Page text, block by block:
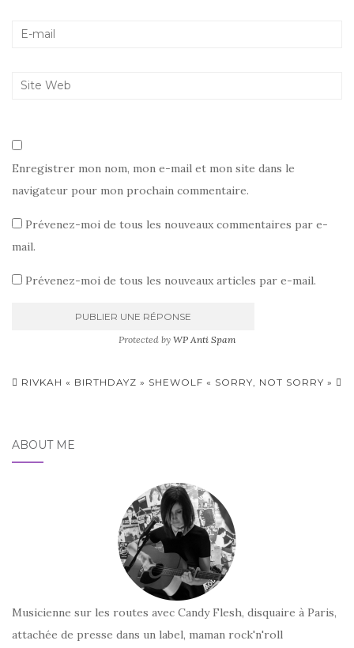
Enregistrer mon nom, mon e-mail et mon site dans le
navigateur pour mon prochain commentaire.
Prévenez-moi de tous les nouveaux commentaires par e-
mail.
Prévenez-moi de tous les nouveaux articles par e-mail.
Protected by WP Anti Spam
Pagination
RIVKAH « BIRTHDAYZ » SHEWOLF « SORRY, NOT SORRY »
ABOUT ME
Musicienne sur les routes avec Candy Flesh, disquaire à Paris,
attachée de presse dans un label, maman rock'n'roll